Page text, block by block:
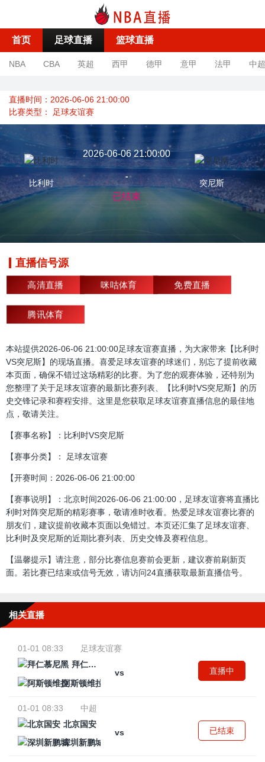
首页 足球直播 篮球直播
NBA CBA 英超 西甲 德甲 意甲 法甲 中超
直播时间：2026-06-06 21:00:00
比赛类型： 足球友谊赛
比利时
2026-06-06 21:00:00
-
已结束
突尼斯
直播信号源
高清直播 咪咕体育 免费直播
腾讯体育
本站提供2026-06-06 21:00:00足球友谊赛直播，为大家带来【比利时
VS突尼斯】的现场直播。喜爱足球友谊赛的球迷们，别忘了提前收藏
本页面，确保不错过这场精彩的比赛。为了您的观赛体验，还特别为
您整理了关于足球友谊赛的最新比赛列表、【比利时VS突尼斯】的历
史交锋记录和赛程安排。这里是您获取足球友谊赛直播信息的最佳地
点，敬请关注。
【赛事名称】：比利时VS突尼斯
【赛事分类】： 足球友谊赛
【开赛时间：2026-06-06 21:00:00
【赛事说明】：北京时间2026-06-06 21:00:00，足球友谊赛将直播比
利时对阵突尼斯的精彩赛事，敬请准时收看。热爱足球友谊赛比赛的
朋友们，建议提前收藏本页面以免错过。本页还汇集了足球友谊赛、
比利时及突尼斯的近期比赛列表、历史交锋及赛程信息。
【温馨提示】请注意，部分比赛信息赛前会更新，建议赛前刷新页
面。若比赛已结束或信号无效，请访问24直播获取最新直播信号。
相关直播
01-01 08:33
足球友谊赛
拜仁慕尼黑
vs
阿斯顿维拉
直播中
01-01 08:33
中超
北京国安
vs
深圳新鹏城
已结束